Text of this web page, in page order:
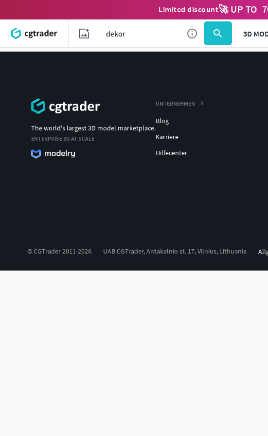
Limited discount🚀 UP TO
3D
The world's largest 3D model marketplace.
ENTERPRISE 3D AT SCALE
UNTERNEHMEN
Blog
Karriere
Hilfecenter
© CGTrader 2011-2026 UAB CGTrader, Antakalnio st. 17, Vilnius, Lithuania